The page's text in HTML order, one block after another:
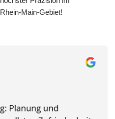
Rhein-Main-Gebiet!